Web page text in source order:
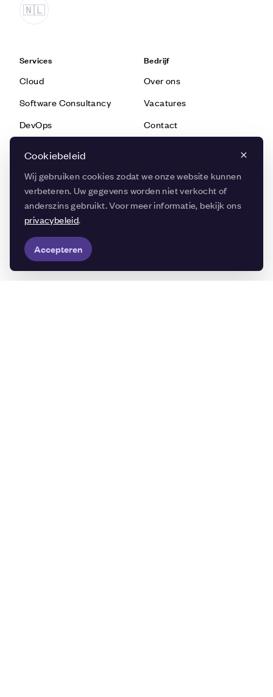
Services
Cloud
Software Consultancy
DevOps
Bedrijf
Over ons
Vacatures
Contact
Kennis
Kennisbank
Snel navigeren
Cookiebeleid
Wij gebruiken cookies zodat we onze website kunnen
verbeteren. Uw gegevens worden niet verkocht of
anderszins gebruikt. Voor meer informatie, bekijk ons ​​
privacybeleid.
Accepteren